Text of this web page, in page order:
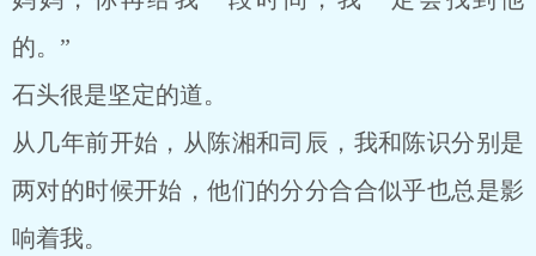
的。”
石头很是坚定的道。
从几年前开始，从陈湘和司辰，我和陈识分别是
两对的时候开始，他们的分分合合似乎也总是影
响着我。